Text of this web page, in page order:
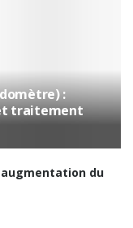
:
traitement
du